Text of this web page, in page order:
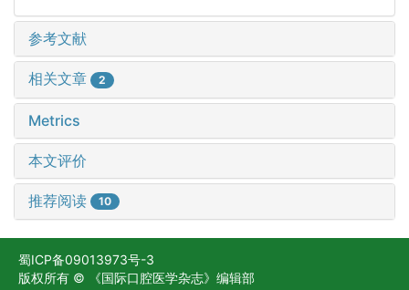
参考文献
相关文章 2
Metrics
本文评价
推荐阅读 10
蜀ICP备09013973号-3
版权所有 © 《国际口腔医学杂志》编辑部